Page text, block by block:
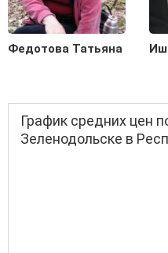
Федотова Татьяна
График средних цен
Зеленодольске в